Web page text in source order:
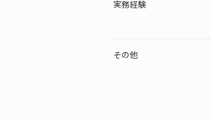
実務経験
その他